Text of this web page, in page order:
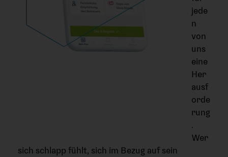
jede
n
von
uns
eine
Her
ausf
orde
rung
.
Wer
sich schlapp fühlt, sich im Bezug auf sein